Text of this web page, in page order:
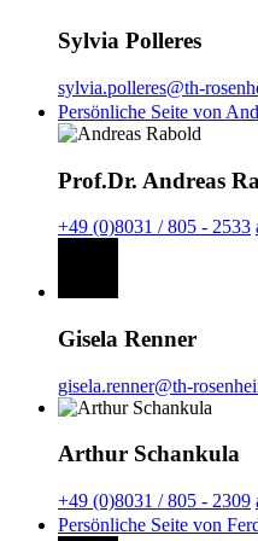
Sylvia Polleres
sylvia.polleres@th-
Persönliche Seite von
Prof.Dr. Andreas
+49 (0)8031 / 805 - 2533
Gisela Renner
gisela.renner@th-
Arthur Schankula
+49 (0)8031 / 805 - 2309
Persönliche Seite von